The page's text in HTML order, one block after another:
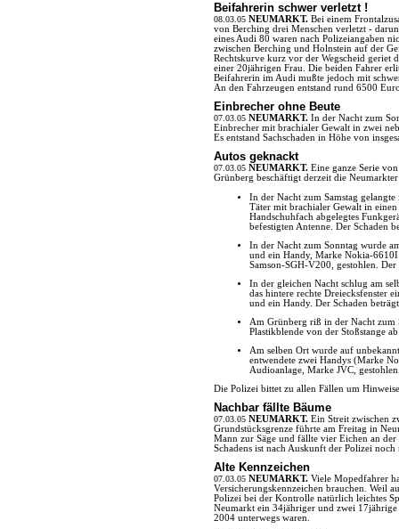
Beifahrerin schwer verletzt !
08.03.05 NEUMARKT. Bei einem
von Berching drei Menschen verletzt -
eines Audi 80 waren nach Polizeiangaben
zwischen Berching und Holnstein auf der
Rechtskurve kurz vor der Wegscheid geriet
einer 20jährigen Frau. Die beiden Fahrer
Beifahrerin im Audi mußte jedoch mit
An den Fahrzeugen entstand rund 6500
Einbrecher ohne Beute
07.03.05 NEUMARKT. In der Nacht zum
Einbrecher mit brachialer Gewalt in zwei
Es entstand Sachschaden in Höhe von
Autos geknackt
07.03.05 NEUMARKT. Eine ganze Serie
Grünberg beschäftigt derzeit die
In der Nacht zum Samstag
Täter mit brachialer Gewalt in
Handschuhfach abgelegtes
befestigten Antenne. Der Schaden
In der Nacht zum Sonntag wurde
und ein Handy, Marke Nokia-6610I
Samson-SGH-V200, gestohlen.
In der gleichen Nacht schlug am
das hintere rechte Dreiecksfenster
und ein Handy. Der Schaden
Am Grünberg riß in der Nacht zum
Plastikblende von der Stoßstange
Am selben Ort wurde auf
entwendete zwei Handys (Marke
Audioanlage, Marke JVC,
Die Polizei bittet zu allen Fällen um
Nachbar fällte Bäume
07.03.05 NEUMARKT. Ein Streit zwischen
Grundstücksgrenze führte am Freitag in
Mann zur Säge und fällte vier Eichen an der
Schadens ist nach Auskunft der Polizei
Alte Kennzeichen
07.03.05 NEUMARKT. Viele Mopedfahrer
Versicherungskennzeichen brauchen. Weil
Polizei bei der Kontrolle natürlich leichtes
Neumarkt ein 34jähriger und zwei
2004 unterwegs waren.